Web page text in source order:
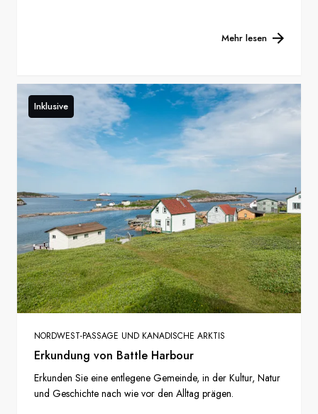
Mehr lesen
Inklusive
NORDWEST-PASSAGE UND KANADISCHE ARKTIS
Erkundung von Battle Harbour
Erkunden Sie eine entlegene Gemeinde, in der Kultur, Natur
und Geschichte nach wie vor den Alltag prägen.